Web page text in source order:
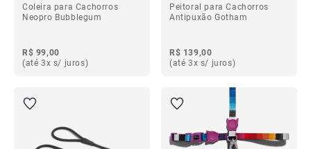
Coleira para Cachorros
Neopro Bubblegum
R$ 99,00
(até 3x s/ juros)
Peitoral para Cachorros
Antipuxão Gotham
R$ 139,00
(até 3x s/ juros)